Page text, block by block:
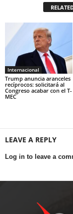
Internacional
Trump anuncia aranceles
recíprocos: solicitará al
Congreso acabar con el T-
MEC
LEAVE A REPLY
Log in to leave a